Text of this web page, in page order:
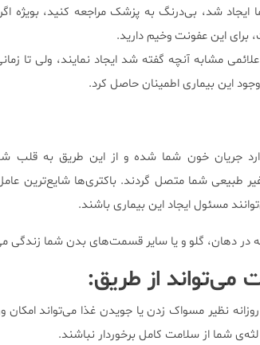
ایجاد شد، بی‌درنگ به پزشک مراجعه کنید، بویژه
برای این عفونت وخیم دارید.
مشابه آنچه گفته شد ایجاد نمایند، ولی تا
این بیماری اطمینان حاصل کرد.
جریان خون شما شده و از این طریق به قلب
شما متصل گردند. باکتری‌ها شایع‌ترین عامل
مسئول ایجاد این بیماری باشند.
در دهان، گلو و یا سایر قسمت‌های بدن شما زندگی
می‌تواند از طریق:
نظیر مسواک زدن یا جویدن غذا می‌تواند امکان
شما از سلامت کامل برخوردار نباشند.